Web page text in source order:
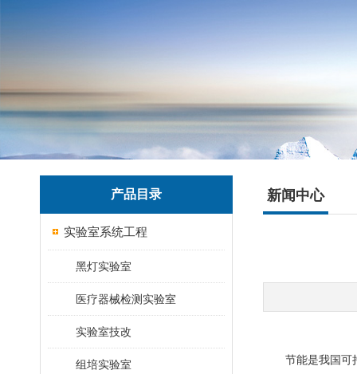
产品目录
实验室系统工程
黑灯实验室
医疗器械检测实验室
实验室技改
组培实验室
新闻中心
节能是我国可持